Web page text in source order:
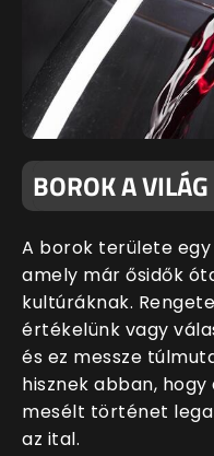
BOROK A
A borok területe
amely már ősidők
kultúráknak.
értékelünk vagy
és ez messze
hisznek abban,
mesélt történet
az ital.